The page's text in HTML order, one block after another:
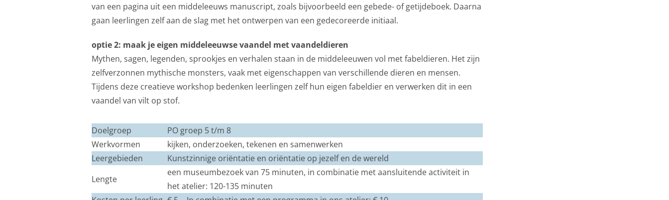
van een pagina uit een middeleeuws manuscript, zoals bijvoorbeeld een gebede- of getijdeboek. Daarna
gaan leerlingen zelf aan de slag met het ontwerpen van een gedecoreerde initiaal.
optie 2: maak je eigen middeleeuwse vaandel met vaandeldieren
Mythen, sagen, legenden, sprookjes en verhalen staan in de middeleeuwen vol met fabeldieren. Het zijn
zelfverzonnen mythische monsters, vaak met eigenschappen van verschillende dieren en mensen.
Tijdens deze creatieve workshop bedenken leerlingen zelf hun eigen fabeldier en verwerken dit in een
vaandel van vilt op stof.
Doelgroep
PO groep 5 t/m 8
Werkvormen
kijken, onderzoeken, tekenen en samenwerken
Leergebieden
Kunstzinnige oriëntatie en oriëntatie op jezelf en de wereld
Lengte
een museumbezoek van 75 minuten, in combinatie met aansluitende activiteit in
het atelier: 120-135 minuten